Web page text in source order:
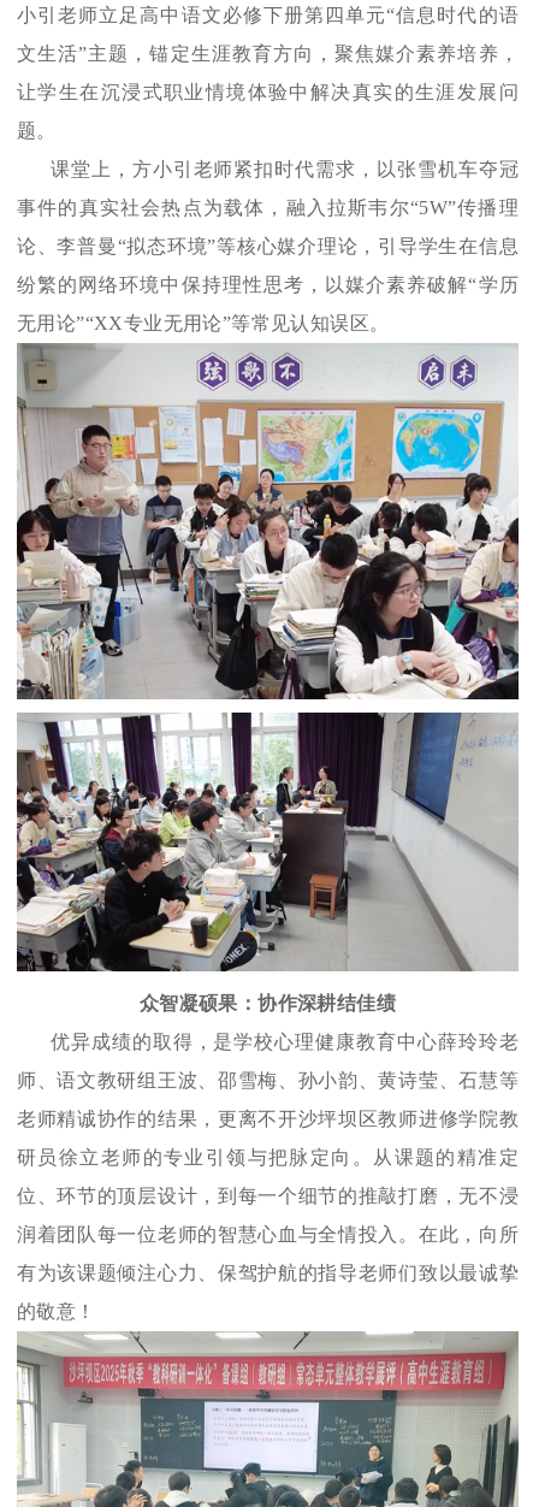
小引老师立足高中语文必修下册第四单元“信息时代的语
文生活”主题，锚定生涯教育方向，聚焦媒介素养培养，
让学生在沉浸式职业情境体验中解决真实的生涯发展问
题。
课堂上，方小引老师紧扣时代需求，以张雪机车夺冠
事件的真实社会热点为载体，融入拉斯韦尔“5W”传播理
论、李普曼“拟态环境”等核心媒介理论，引导学生在信息
纷繁的网络环境中保持理性思考，以媒介素养破解“学历
无用论”“XX专业无用论”等常见认知误区。
众智凝硕果：协作深耕结佳绩
优异成绩的取得，是学校心理健康教育中心薛玲玲老
师、语文教研组王波、邵雪梅、孙小韵、黄诗莹、石慧等
老师精诚协作的结果，更离不开沙坪坝区教师进修学院教
研员徐立老师的专业引领与把脉定向。从课题的精准定
位、环节的顶层设计，到每一个细节的推敲打磨，无不浸
润着团队每一位老师的智慧心血与全情投入。在此，向所
有为该课题倾注心力、保驾护航的指导老师们致以最诚挚
的敬意！